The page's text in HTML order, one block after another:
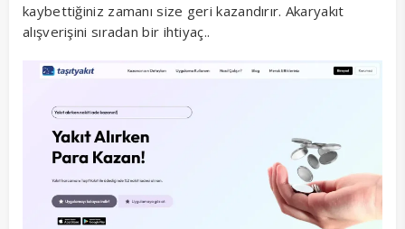
kaybettiğiniz zamanı size geri kazandırır. Akaryakıt
alışverişini sıradan bir ihtiyaç..